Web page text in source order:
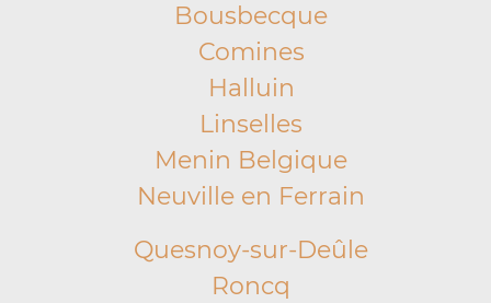
Bousbecque
Comines
Halluin
Linselles
Menin Belgique
Neuville en Ferrain
Quesnoy-sur-Deûle
Roncq